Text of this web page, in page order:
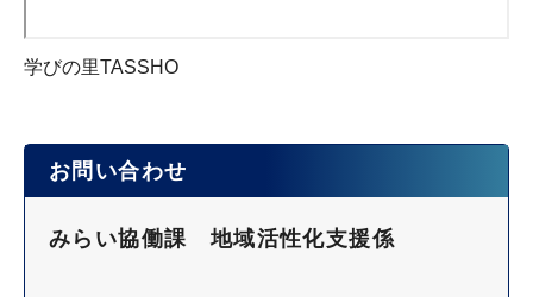
学びの里TASSHO
お問い合わせ
みらい協働課 地域活性化支援係